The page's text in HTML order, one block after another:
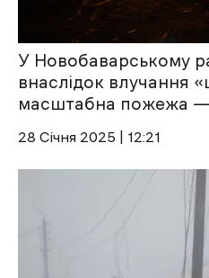
У Новобаварському
внаслідок влучання
масштабна пожежа
28 Січня 2025 | 12:21